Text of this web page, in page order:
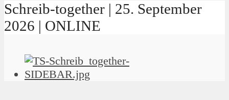
Schreib-together | 25. September
2026 | ONLINE